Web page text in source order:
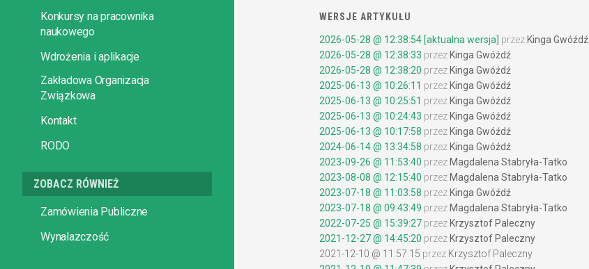
Konkursy na pracownika
naukowego
Wdrożenia i aplikacje
Zakładowa Organizacja
Związkowa
Kontakt
RODO
ZOBACZ RÓWNIEŻ
Zamówienia Publiczne
Wynalazczość
WERSJE ARTYKUŁU
2026-05-28 @ 12:38:54 [aktualna wersja] przezKinga Gwóźdź
2026-05-28 @ 12:38:33 przezKinga Gwóźdź
2026-05-28 @ 12:38:20 przezKinga Gwóźdź
2025-06-13 @ 10:26:11 przezKinga Gwóźdź
2025-06-13 @ 10:25:51 przezKinga Gwóźdź
2025-06-13 @ 10:24:43 przezKinga Gwóźdź
2025-06-13 @ 10:17:58 przezKinga Gwóźdź
2024-06-14 @ 13:34:58 przezKinga Gwóźdź
2023-09-26 @ 11:53:40 przezMagdalena Stabryła-Tatko
2023-08-08 @ 12:15:40 przezMagdalena Stabryła-Tatko
2023-07-18 @ 11:03:58 przezKinga Gwóźdź
2023-07-18 @ 09:43:49 przezMagdalena Stabryła-Tatko
2022-07-25 @ 15:39:27 przezKrzysztof Paleczny
2021-12-27 @ 14:45:20 przezKrzysztof Paleczny
2021-12-10 @ 11:57:15 przezKrzysztof Paleczny